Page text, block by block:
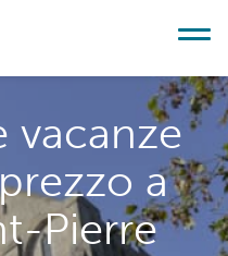
vacanze
a
Pierre